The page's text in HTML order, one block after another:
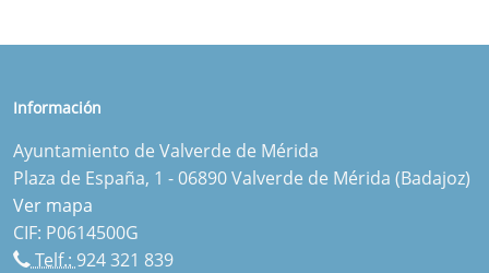
Información
Ayuntamiento de Valverde de Mérida
Plaza de España, 1 - 06890 Valverde de Mérida (Badajoz)
Ver mapa
CIF: P0614500G
Telf.: 924 321 839